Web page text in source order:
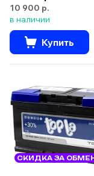
10 900 р.
в наличии
Купить
СКИДКА ЗА